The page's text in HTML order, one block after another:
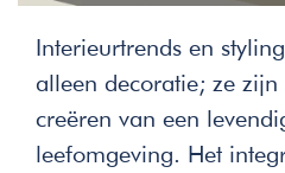
Interieurtrends en
alleen decoratie; ze zijn
creëren van een
leefomgeving. Het